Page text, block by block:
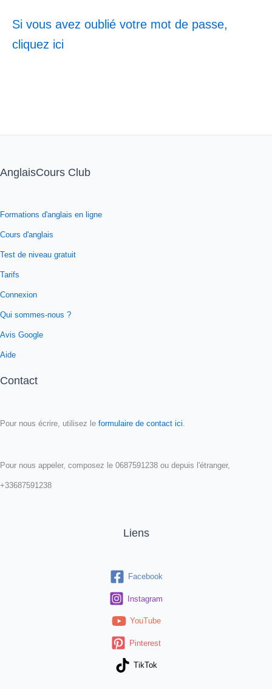
Si vous avez oublié votre mot de passe,
cliquez ici
AnglaisCours Club
Formations d'anglais en ligne
Cours d'anglais
Test de niveau gratuit
Tarifs
Connexion
Qui sommes-nous ?
Avis Google
Aide
Contact
Pour nous écrire, utilisez le formulaire de contact ici
Pour nous appeler, composez le 0687591238 ou depuis l'étranger,
+33687591238
Liens
Facebook
Instagram
YouTube
Pinterest
TikTok